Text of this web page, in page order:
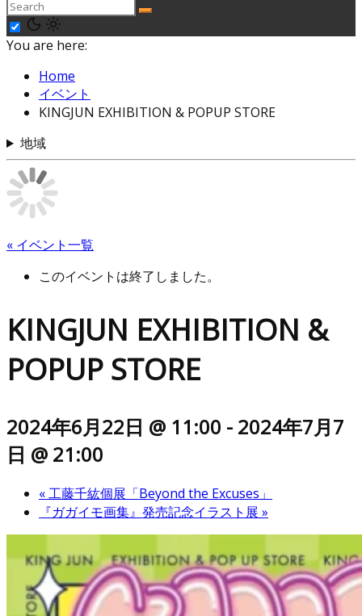
You are here:
Home
イベント
KINGJUN EXHIBITION & POPUP STORE
地域
« イベント一覧
このイベントは終了しました。
KINGJUN EXHIBITION &
POPUP STORE
2024年6月22日 @ 11:00 - 2024年7月7
日 @ 21:00
«工藤千紘個展「Beyond the Excuses」
『ガガイモ画集』発売記念イラスト展 »